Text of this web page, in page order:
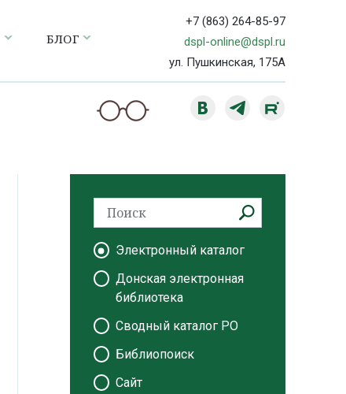
БЛОГ
+7 (863) 264-85-97
dspl-online@dspl.ru
ул. Пушкинская, 175А
Электронный каталог
Донская электронная
библиотека
Сводный каталог РО
Библиопоиск
Сайт